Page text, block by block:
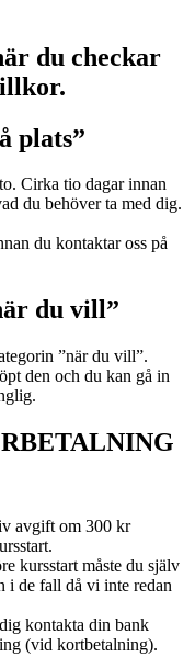
du checkar
plats”
Cirka tio dagar innan
du behöver ta med dig.
du kontaktar oss på
du vill”
”när du vill”.
den och du kan gå in
avgift om 300 kr
kursstart måste du själv
i de fall då vi inte redan
kontakta din bank
(vid kortbetalning).